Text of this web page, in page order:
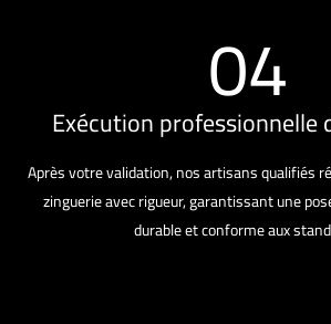
04
Exécution professionnelle
Après votre validation, nos artisans qualifiés
zinguerie avec rigueur, garantissant une
durable et conforme aux